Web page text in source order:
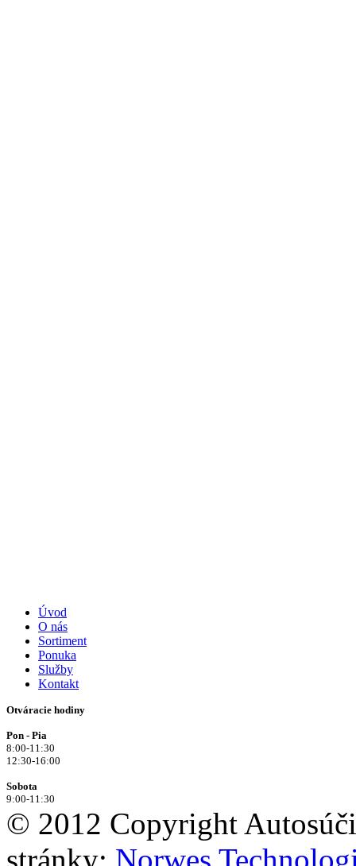
Úvod
O nás
Sortiment
Ponuka
Služby
Kontakt
Otváracie hodiny
Pon - Pia
8:00-11:30
12:30-16:00
Sobota
9:00-11:30
© 2012 Copyright
stránky: Norwes